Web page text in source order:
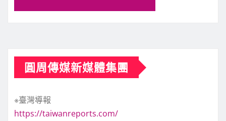
圓周傳媒新媒體集團
※臺灣導報
https://taiwanreports.com/